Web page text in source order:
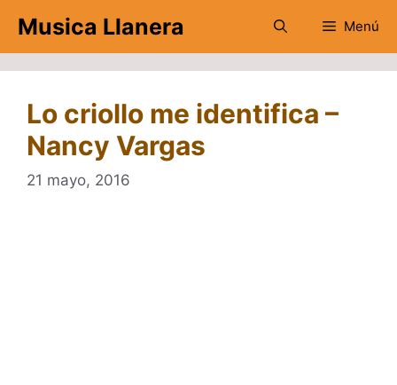
contenido
Musica Llanera Menú
Lo criollo me identifica –
Nancy Vargas
21 mayo, 2016